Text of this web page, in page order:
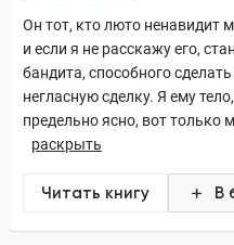
Он тот, кто люто ненавидит
и если я не расскажу его,
бандита, способного
негласную сделку. Я ему
предельно ясно, вот только
раскрыть
Читать книгу В